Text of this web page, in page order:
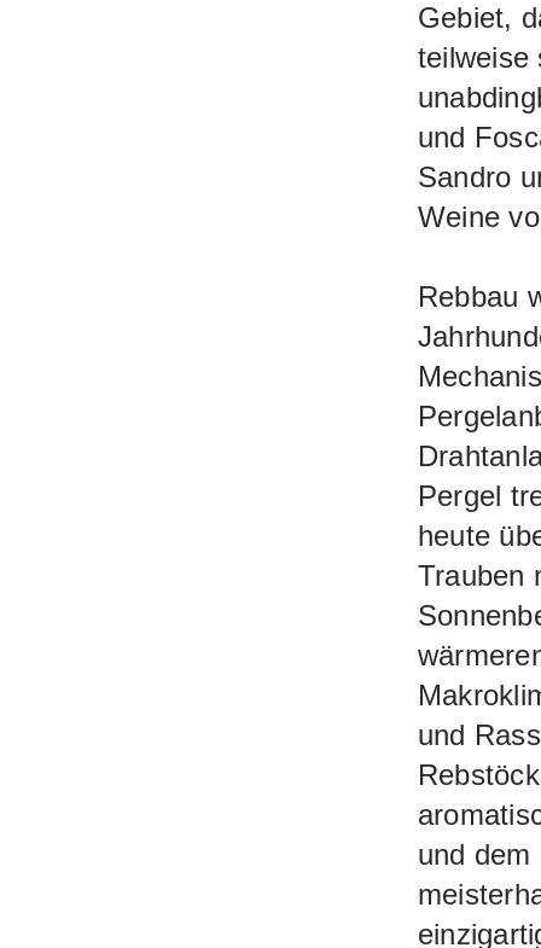
Gebiet,
teilweise
und
Sandro
Weine
Rebbau
Pergel
heute
Trauben
und
und dem